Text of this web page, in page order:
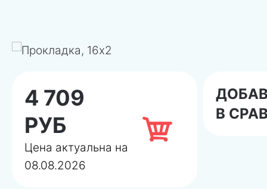
4 709
РУБ
Цена актуальна на
08.08.2026
В